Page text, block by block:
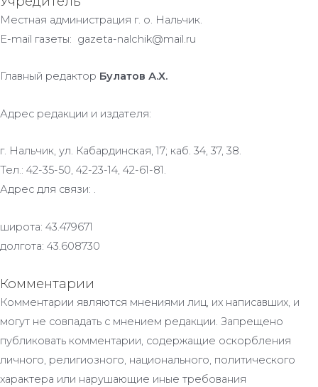
Местная администрация г. о. Нальчик.
E-mail газеты: gazeta-nalchik@mail.ru
Главный редактор Булатов А.Х.
Адрес редакции и издателя:
г. Нальчик, ул. Кабардинская, 17; каб. 34, 37, 38.
Тел.: 42-35-50, 42-23-14, 42-61-81.
Адрес для связи: .
широта: 43.479671
долгота: 43.608730
Комментарии
Комментарии являются мнениями лиц, их написавших, и
могут не совпадать с мнением редакции. Запрещено
публиковать комментарии, содержащие оскорбления
личного, религиозного, национального, политического
характера или нарушающие иные требования